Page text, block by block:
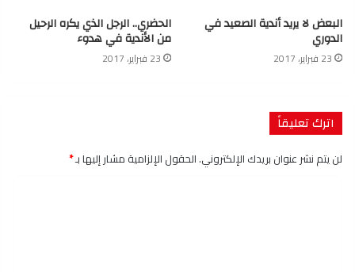
البعض لا يريد أندية الصعيد في
الدوري
23 فبراير، 2017
الحضري.. الرجل الذي يكره الرحيل
من الأندية في هدوء
23 فبراير، 2017
اترك تعليقاً
لن يتم نشر عنوان بريدك الإلكتروني.الحقول الإلزامية مشار إليها بـ*